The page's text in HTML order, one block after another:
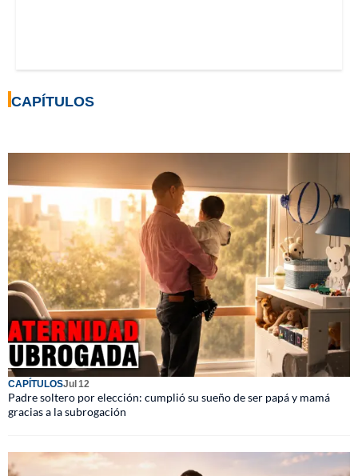
CAPÍTULOS
CAPÍTULOSJul 12
Padre soltero por elección: cumplió su sueño de ser papá y mamá
gracias a la subrogación